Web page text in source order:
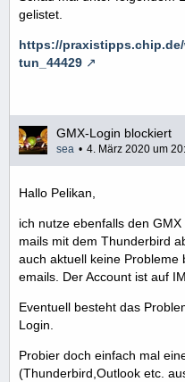
gelistet.
https://
tun_44429
GMX-Login blockiert
sea 4. März 2020 um
Hallo Pelikan,
ich nutze ebenfalls den
mails mit dem Thunderbird
auch aktuell keine
emails. Der Account ist auf
Eventuell besteht das
Login.
Probier doch einfach mal
(Thunderbird,Outlook etc.